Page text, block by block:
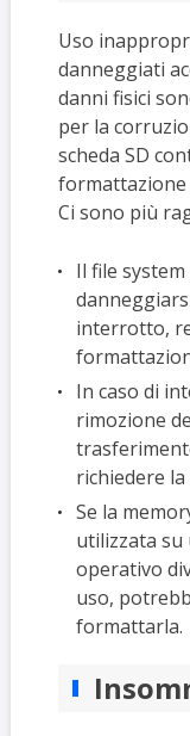
Uso
danneggiati
danni fisici
per la
scheda SD
formattazione
Ci sono più
Il file
interrotto,
In caso di
rimozione
richiedere
Se la
utilizzata su
operativo
uso,
formattarla.